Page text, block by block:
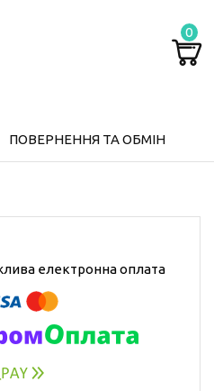
ПОВЕРНЕННЯ ТА ОБМІН